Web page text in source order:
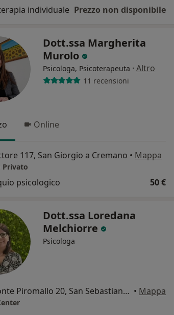
individuale Prezzo non disponibile
Dott.ssa Margherita
Murolo
Psicologa, Psicoterapeuta · Altro
11 recensioni
Online
117, San Giorgio a Cremano • Mappa
Privato
psicologico 50 €
Dott.ssa Loredana
Melchiorre
Psicologa
Via Conte Piromallo 20, San Sebastiano al Vesuvio • Mappa